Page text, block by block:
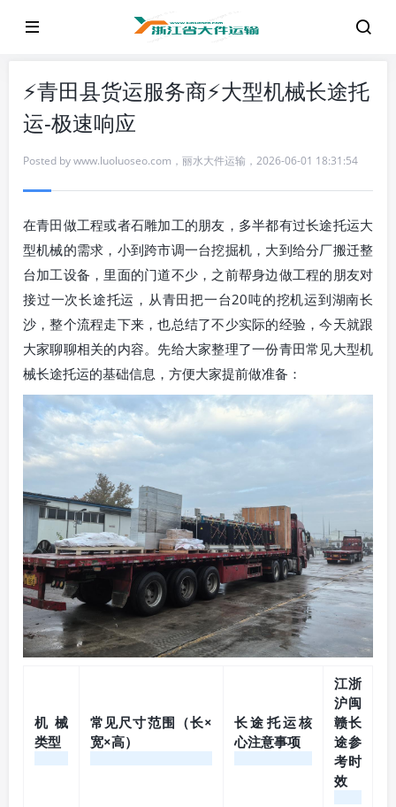
⚡青田县货运服务商⚡大型机械长途托
运-极速响应
Posted bywww.luoluoseo.com ， 丽水大件运输 ， 2026-06-01 18:31:54
在青田做工程或者石雕加工的朋友，多半都有过长途托运大
型机械的需求，小到跨市调一台挖掘机，大到给分厂搬迁整
台加工设备，里面的门道不少，之前帮身边做工程的朋友对
接过一次长途托运，从青田把一台20吨的挖机运到湖南长
沙，整个流程走下来，也总结了不少实际的经验，今天就跟
大家聊聊相关的内容。先给大家整理了一份青田常见大型机
械长途托运的基础信息，方便大家提前做准备：
机械
类型
常见尺寸范围（长×
宽×高）
长途托运核
心注意事项
江浙
沪闽
赣长
途参
考时
效